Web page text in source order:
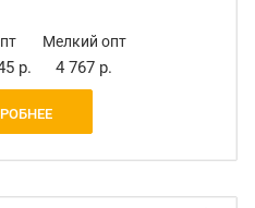
р.
Мелкий опт
4 767 р.